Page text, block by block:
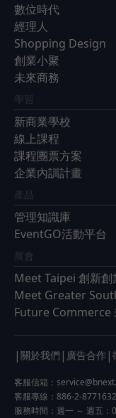
數位時代
經理人
Shopping Design
創業小聚
未來商務
學習
新商業學校
線上課程
課程團票方案
企業內訓計畫
產品
管理知識庫
EventGO活動平台
展會
Meet Taipei 創新創
Meet Greater
Future Commerce
| 關於我們 | 廣告合作 |
客服信箱：
客服專線：886-2-
服務時間：週一 ～ 週五